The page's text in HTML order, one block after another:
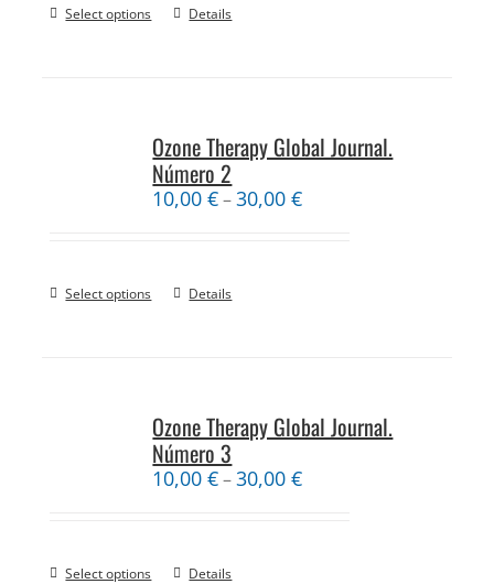
Select options Details
Ozone Therapy Global Journal.
Número 2
10,00€–30,00€
Select options Details
Ozone Therapy Global Journal.
Número 3
10,00€–30,00€
Select options Details